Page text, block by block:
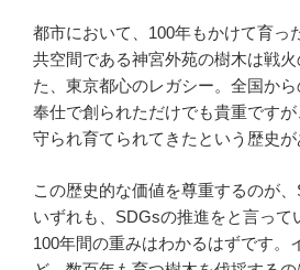
都市において、100年もかけて育っ
共空間である神宮外苑の樹木は戦
た、東京都心のレガシー。全国か
奉仕で創られただけでも貴重ですが
守られ育てられてきたという歴史が
この歴史的な価値を尊重するのが
いずれも、SDGsの推進をと言って
100年間の重みはわかるはずです。